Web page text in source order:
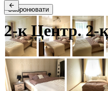
2-к Центр. 2-
Забронювати